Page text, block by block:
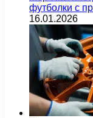
футболки с
16.01.2026